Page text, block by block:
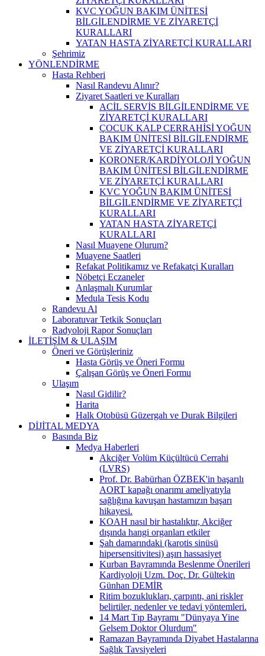
KVC YOĞUN BAKIM ÜNİTESİ
BİLGİLENDİRME VE ZİYARETÇİ
KURALLARI
YATAN HASTA ZİYARETÇİ KURALLARI
Şehrimiz
YÖNLENDİRME
Hasta Rehberi
Nasıl Randevu Alınır?
Ziyaret Saatleri ve Kuralları
ACİL SERVİS BİLGİLENDİRME VE
ZİYARETÇİ KURALLARI
ÇOCUK KALP CERRAHİSİ YOĞUN
BAKIM ÜNİTESİ BİLGİLENDİRME
VE ZİYARETÇİ KURALLARI
KORONER/KARDİYOLOJİ YOĞUN
BAKIM ÜNİTESİ BİLGİLENDİRME
VE ZİYARETÇİ KURALLARI
KVC YOĞUN BAKIM ÜNİTESİ
BİLGİLENDİRME VE ZİYARETÇİ
KURALLARI
YATAN HASTA ZİYARETÇİ
KURALLARI
Nasıl Muayene Olurum?
Muayene Saatleri
Refakat Politikamız ve Refakatçi Kuralları
Nöbetçi Eczaneler
Anlaşmalı Kurumlar
Medula Tesis Kodu
Randevu Al
Laboratuvar Tetkik Sonuçları
Radyoloji Rapor Sonuçları
İLETİŞİM & ULAŞIM
Öneri ve Görüşleriniz
Hasta Görüş ve Öneri Formu
Çalışan Görüş ve Öneri Formu
Ulaşım
Nasıl Gidilir?
Harita
Halk Otobüsü Güzergah ve Durak Bilgileri
DİJİTAL MEDYA
Basında Biz
Medya Haberleri
Akciğer Volüm Küçültücü Cerrahi
(LVRS)
Prof. Dr. Babürhan ÖZBEK'in başarılı
AORT kapağı onarımı ameliyatıyla
sağlığına kavuşan hastamızın başarı
hikayesi.
KOAH nasıl bir hastalıktır, Akciğer
dışında hangi organları etkiler
Şah damarındaki (karotis sinüsü
hipersensitivitesi) aşırı hassasiyet
Kurban Bayramında Beslenme Önerileri
Kardiyoloji Uzm. Doç. Dr. Gültekin
Günhan DEMİR
Ritim bozuklukları, çarpıntı, ani riskler
belirtiler, nedenler ve tedavi yöntemleri.
14 Mart Tıp Bayramı "Dünyaya Yine
Gelsem Doktor Olurdum"
Ramazan Bayramında Diyabet Hastalarına
Sağlık Tavsiyeleri